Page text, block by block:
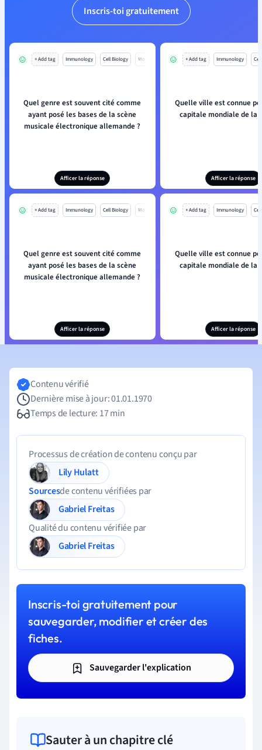
Inscris-toi gratuitement
+ Add tag Immunology Cell Biology Mo
Quel genre est souvent cité comme
ayant posé les bases de la scène
musicale électronique allemande ?
Afficer la réponse
+ Add tag Immunology
Quelle ville est connue
capitale mondiale de la
Afficer la réponse
+ Add tag Immunology Cell Biology Mo
Quel genre est souvent cité comme
ayant posé les bases de la scène
musicale électronique allemande ?
Afficer la réponse
+ Add tag Immunology
Quelle ville est connue
capitale mondiale de la
Afficer la réponse
Contenu vérifié
Dernière mise à jour: 01.01.1970
Temps de lecture: 17 min
Processus de création de contenu conçu par
Lily Hulatt
Sourcesde contenu vérifiées par
Gabriel Freitas
Qualité du contenu vérifiée par
Gabriel Freitas
Inscris-toi gratuitement pour
sauvegarder, modifier et créer des
fiches.
Sauvegarder l'explication
Sauter à un chapitre clé